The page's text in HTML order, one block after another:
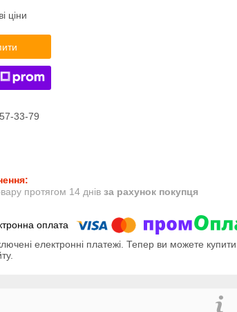
ціни
33-79
протягом 14 днів за рахунок покупця
електронні платежі. Тепер ви можете